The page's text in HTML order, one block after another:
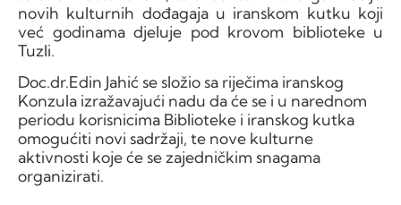
novih kulturnih dođagaja u iranskom kutku koji
već godinama djeluje pod krovom biblioteke u
Tuzli.
Doc.dr.Edin Jahić se složio sa riječima iranskog
Konzula izražavajući nadu da će se i u narednom
periodu korisnicima Biblioteke i iranskog kutka
omogućiti novi sadržaji, te nove kulturne
aktivnosti koje će se zajedničkim snagama
organizirati.